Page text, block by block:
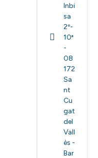
Inbi
sa
2º-
10ª
-
08
172
Sa
nt
Cu
gat
del
Vall
ès -
Bar